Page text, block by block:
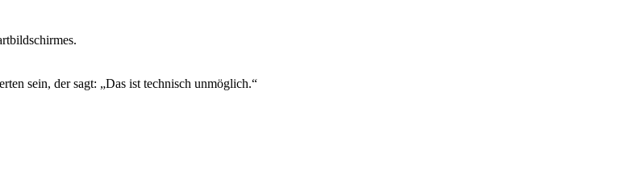
sein, der sagt: „Das ist technisch unmöglich.“